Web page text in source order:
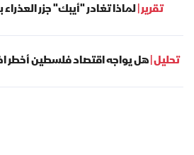
تقرير |لماذا تغادر "أيبك" جزر العذراء بعد
تحليل |هل يواجه اقتصاد فلسطين أخطر